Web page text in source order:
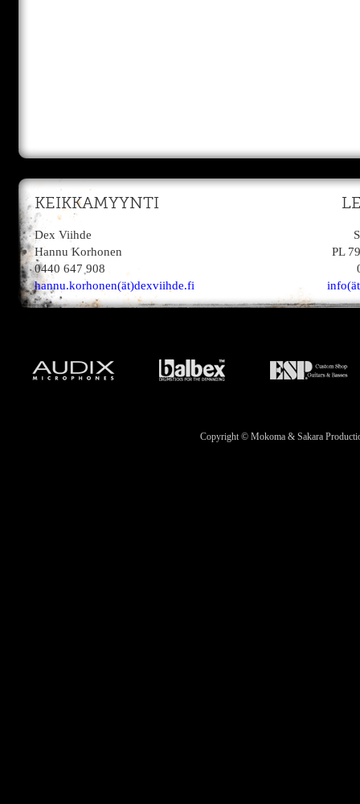
KEIKKAMYYNTI
Dex Viihde
Hannu Korhonen
0440 647 908
hannu.korhonen(ät)dexviihde.fi
PL
Copyright © Mokoma & Sakara